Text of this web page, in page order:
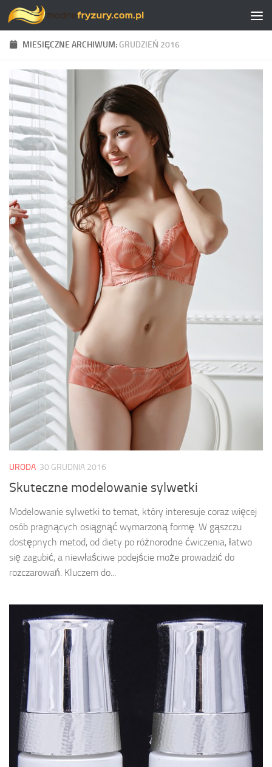
Skip to content
MIESIĘCZNE ARCHIWUM: GRUDZIEŃ 2016
URODA 30 GRUDNIA 2016
Skuteczne modelowanie sylwetki
Modelowanie sylwetki to temat, który interesuje coraz więcej
osób pragnących osiągnąć wymarzoną formę. W gąszczu
dostępnych metod, od diety po różnorodne ćwiczenia, łatwo
się zagubić, a niewłaściwe podejście może prowadzić do
rozczarowań. Kluczem do...